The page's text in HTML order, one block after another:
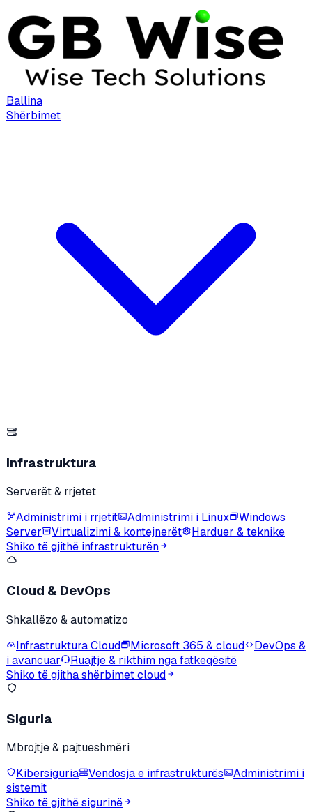
Ballina
Shërbimet
Infrastruktura
Serverët & rrjetet
Administrimi i rrjetit
Administrimi i Linux
Windows
Server
Virtualizimi & kontejnerët
Harduer & teknike
Shiko të gjithë infrastrukturën
Cloud & DevOps
Shkallëzo & automatizo
Infrastruktura Cloud
Microsoft 365 & cloud
DevOps &
i avancuar
Ruajtje & rikthim nga fatkeqësitë
Shiko të gjitha shërbimet cloud
Siguria
Mbrojtje & pajtueshmëri
Kibersiguria
Vendosja e infrastrukturës
Administrimi i
sistemit
Shiko të gjithë sigurinë